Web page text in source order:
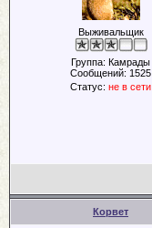
Выживальщик
Группа: Камрады
Сообщений: 1525
Статус: не в сети
Корвет